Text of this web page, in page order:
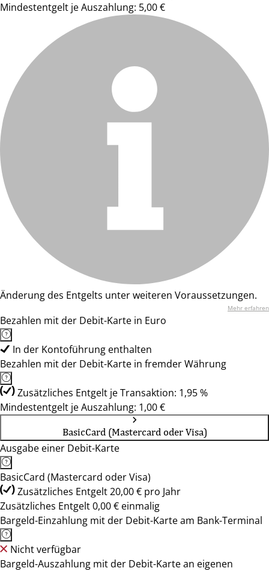
Mindestentgelt je Auszahlung: 5,00 €
Änderung des Entgelts unter weiteren Voraussetzungen.
Mehr erfahren
Bezahlen mit der Debit-Karte in Euro
In der Kontoführung enthalten
Bezahlen mit der Debit-Karte in fremder Währung
Zusätzliches Entgelt je Transaktion: 1,95 %
Mindestentgelt je Auszahlung: 1,00 €
BasicCard (Mastercard oder Visa)
Ausgabe einer Debit-Karte
BasicCard (Mastercard oder Visa)
Zusätzliches Entgelt 20,00 € pro Jahr
Zusätzliches Entgelt 0,00 € einmalig
Bargeld-Einzahlung mit der Debit-Karte am Bank-Terminal
Nicht verfügbar
Bargeld-Auszahlung mit der Debit-Karte an eigenen